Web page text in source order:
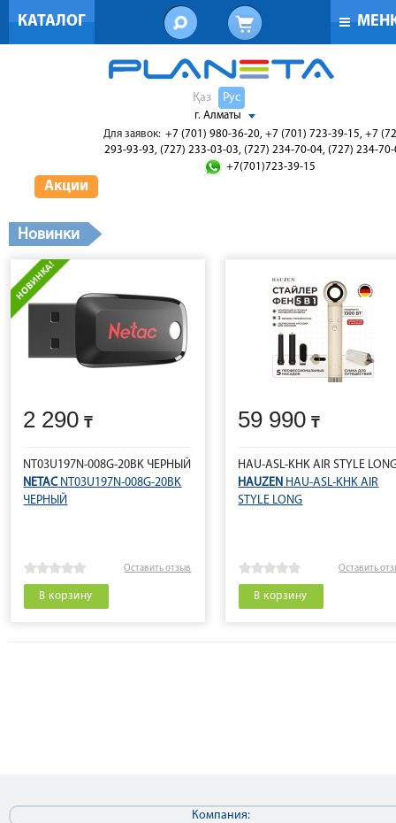
КАТАЛОГ
Қаз Рус
г. Алматы
Для заявок: +7 (701) 980-36-20, +7 (701) 723-39-15, +7
293-93-93, (727) 233-03-03, (727) 234-70-04, (727) 234-
+7(701)723-39-15
Акции
Новинки
2 290
NT03U197N-008G-20BK ЧЕРНЫЙ
NETACNT03U197N-008G-20BK
ЧЕРНЫЙ
Оставить отзыв
В корзину
59 990
HAU-ASL-KHK AIR STYLE
HAUZEN HAU-ASL-KHK AIR
STYLE LONG
Оставить
В корзину
Компания: